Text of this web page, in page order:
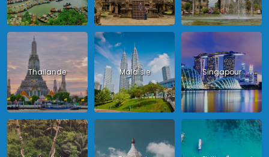
Thailande Malaisie Singapour